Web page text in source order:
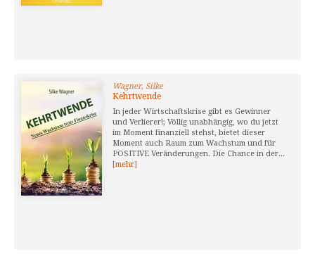
Wagner, Silke
Kehrtwende
In jeder Wirtschaftskrise gibt es Gewinner
und Verlierer!; Völlig unabhängig, wo du jetzt
im Moment finanziell stehst, bietet dieser
Moment auch Raum zum Wachstum und für
POSITIVE Veränderungen. Die Chance in der...
[mehr]